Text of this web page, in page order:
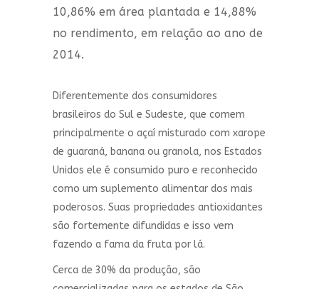
10,86% em área plantada e 14,88%
no rendimento, em relação ao ano de
2014.
Diferentemente dos consumidores
brasileiros do Sul e Sudeste, que comem
principalmente o açaí misturado com xarope
de guaraná, banana ou granola, nos Estados
Unidos ele é consumido puro e reconhecido
como um suplemento alimentar dos mais
poderosos. Suas propriedades antioxidantes
são fortemente difundidas e isso vem
fazendo a fama da fruta por lá.
Cerca de 30% da produção, são